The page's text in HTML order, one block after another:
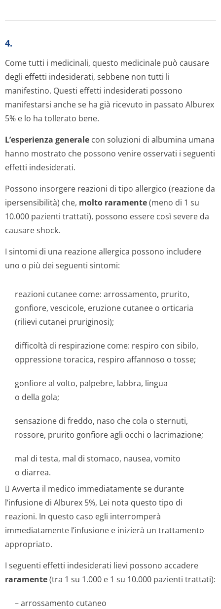
4.
Come tutti i medicinali, questo medicinale può causare
degli effetti indesiderati, sebbene non tutti li
manifestino. Questi effetti indesiderati possono
manifestarsi anche se ha già ricevuto in passato Alburex
5% e lo ha tollerato bene.
L’esperienza generale con soluzioni di albumina umana
hanno mostrato che possono venire osservati i seguenti
effetti indesiderati.
Possono insorgere reazioni di tipo allergico (reazione da
ipersensibilità) che, molto raramente(meno di 1 su
10.000 pazienti trattati), possono essere così severe da
causare shock.
I sintomi di una reazione allergica possono includere
uno o più dei seguenti sintomi:
reazioni cutanee come: arrossamento, prurito,
gonfiore, vescicole, eruzione cutanee o orticaria
(rilievi cutanei pruriginosi);
difficoltà di respirazione come: respiro con sibilo,
oppressione toracica, respiro affannoso o tosse;
gonfiore al volto, palpebre, labbra, lingua
o della gola;
sensazione di freddo, naso che cola o sternuti,
rossore, prurito gonfiore agli occhi o lacrimazione;
mal di testa, mal di stomaco, nausea, vomito
o diarrea.
 Avverta il medico immediatamente se durante
l’infusione di Alburex 5%, Lei nota questo tipo di
reazioni. In questo caso egli interromperà
immediatamente l’infusione e inizierà un trattamento
appropriato.
I seguenti effetti indesiderati lievi possono accadere
raramente(tra 1 su 1.000 e 1 su 10.000 pazienti trattati):
– arrossamento cutaneo